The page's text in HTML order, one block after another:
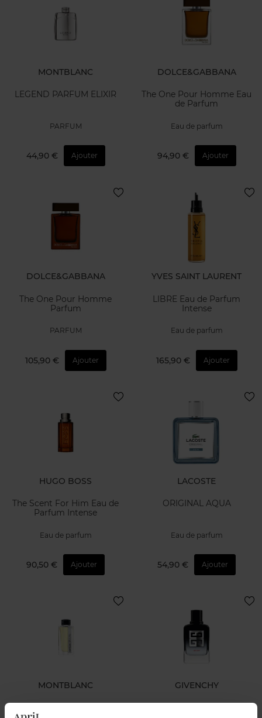
MONTBLANC
LEGEND PARFUM ELIXIR
PARFUM
44,90 € Ajouter
DOLCE&GABBANA
The One Pour Homme Eau
de Parfum
Eau de parfum
94,90 € Ajouter
DOLCE&GABBANA
The One Pour Homme
Parfum
PARFUM
105,90 € Ajouter
YVES SAINT LAURENT
LIBRE Eau de Parfum
Intense
Eau de parfum
165,90 € Ajouter
HUGO BOSS
The Scent For Him Eau de
Parfum Intense
Eau de parfum
90,50 € Ajouter
LACOSTE
ORIGINAL AQUA
Eau de parfum
54,90 € Ajouter
MONTBLANC GIVENCHY